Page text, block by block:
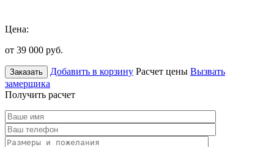
Цена:
от 39 000 руб.
Заказать Добавить в корзину Расчет цены Вызвать
замерщика
Получить расчет